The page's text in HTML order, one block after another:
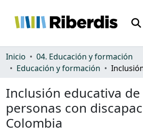
Comunidades
Estadísticas
Inicio
04. Educación y formación
Educación y formación
Inclusión educativa de
personas con
Colombia